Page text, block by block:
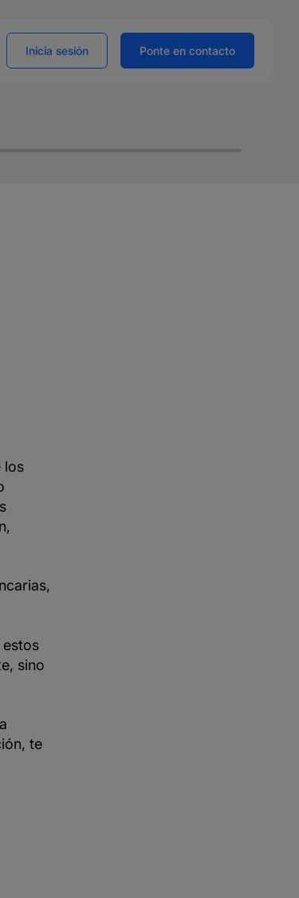
Inicia sesión Ponte en contacto
los
sino
te